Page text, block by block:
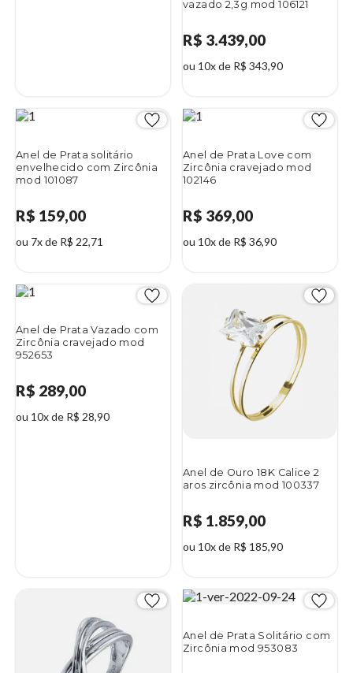
vazado 2,3g mod 106121
R$ 3.439,00
ou 10x de R$ 343,90
Anel de Prata solitário
envelhecido com Zircônia
mod 101087
R$ 159,00
ou 7x de R$ 22,71
Anel de Prata Love com
Zircônia cravejado mod
102146
R$ 369,00
ou 10x de R$ 36,90
Anel de Prata Vazado com
Zircônia cravejado mod
952653
R$ 289,00
ou 10x de R$ 28,90
Anel de Ouro 18K Calice 2
aros zircônia mod 100337
R$ 1.859,00
ou 10x de R$ 185,90
Anel de Prata Solitário com
Zircônia mod 953083